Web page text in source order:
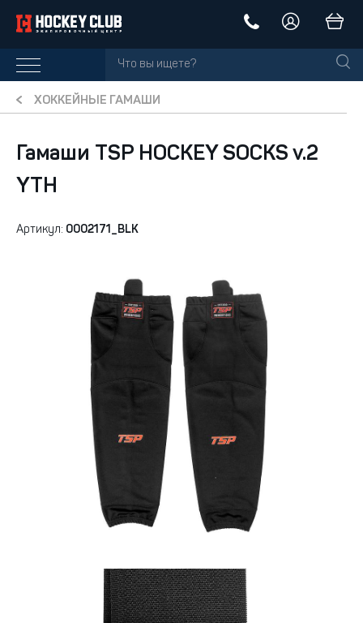
ХОККЕЙНЫЕ ГАМАШИ
Гамаши TSP HOCKEY SOCKS v.2
YTH
Артикул: 0002171_BLK